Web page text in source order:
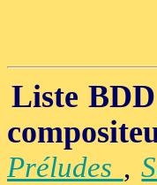
Liste BDD
Préludes ,